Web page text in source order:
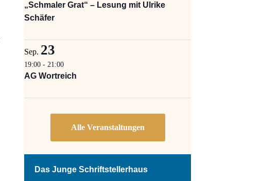
„Schmaler Grat“ – Lesung mit Ulrike
Schäfer
Sep. 23
19:00 - 21:00
AG Wortreich
Das Junge Schriftstellerhaus